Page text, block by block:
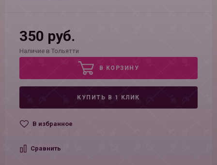
350 руб.
Наличие в Тольятти
В КОРЗИНУ
КУПИТЬ В 1 КЛИК
В избранное
Сравнить